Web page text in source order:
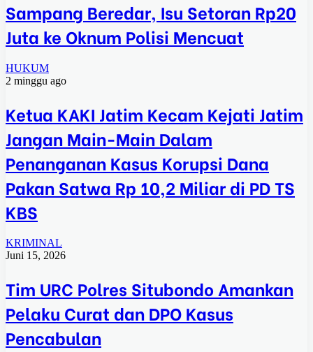
Sampang Beredar, Isu Setoran Rp20
Juta ke Oknum Polisi Mencuat
HUKUM
2 minggu ago
Ketua KAKI Jatim Kecam Kejati Jatim
Jangan Main-Main Dalam
Penanganan Kasus Korupsi Dana
Pakan Satwa Rp 10,2 Miliar di PD TS
KBS
KRIMINAL
Juni 15, 2026
Tim URC Polres Situbondo Amankan
Pelaku Curat dan DPO Kasus
Pencabulan